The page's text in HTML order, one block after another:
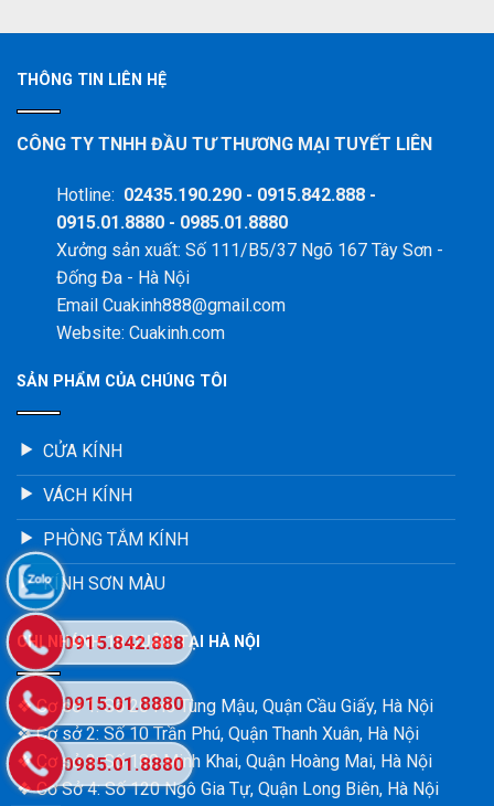
THÔNG TIN LIÊN HỆ
CÔNG TY TNHH ĐẦU TƯ THƯƠNG MẠI TUYẾT LIÊN
Hotline: 02435.190.290 - 0915.842.888 -
0915.01.8880 - 0985.01.8880
Xưởng sản xuất: Số 111/B5/37 Ngõ 167 Tây Sơn -
Đống Đa - Hà Nội
Email Cuakinh888@gmail.com
Website: Cuakinh.com
SẢN PHẨM CỦA CHÚNG TÔI
CỬA KÍNH
VÁCH KÍNH
PHÒNG TẮM KÍNH
KÍNH SƠN MÀU
CHI NHÁNH 10 QUẬN TẠI HÀ NỘI
❖ Cơ sở 1: Số 20 Hồ Tùng Mậu, Quận Cầu Giấy, Hà Nội
❖ Cơ sở 2: Số 10 Trần Phú, Quận Thanh Xuân, Hà Nội
❖ Cơ sở 3: Số 180 Minh Khai, Quận Hoàng Mai, Hà Nội
❖ Cơ Sở 4: Số 120 Ngô Gia Tự, Quận Long Biên, Hà Nội
0915.842.888
0915.01.8880
0985.01.8880